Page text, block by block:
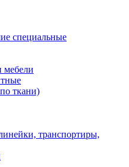
специальные
мебели
ткани)
транспортиры,